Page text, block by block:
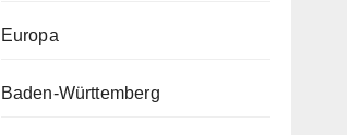
Europa
Baden-Württemberg